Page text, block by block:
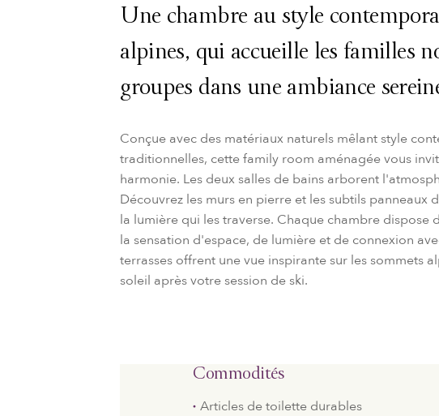
Une chambre au style
alpines, qui accueille les familles
groupes dans une ambiance
Conçue avec des matériaux naturels mêlant style
traditionnelles, cette family room aménagée vous
harmonie. Les deux salles de bains arborent
Découvrez les murs en pierre et les subtils panneaux
la lumière qui les traverse. Chaque chambre
la sensation d'espace, de lumière et de connexion
terrasses offrent une vue inspirante sur les sommets
soleil après votre session de ski.
Commodités
Articles de toilette durables